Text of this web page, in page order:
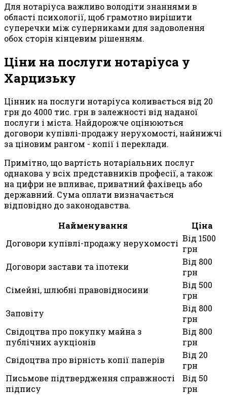
Для нотаріуса важливо володіти знаннями в
області психології, щоб грамотно вирішити
суперечки між суперниками для задоволення
обох сторін кінцевим рішенням.
Ціни на послуги нотаріуса у
Харцизьку
Цінник на послуги нотаріуса коливається від 20
грн до 4000 тис. грн в залежності від наданої
послуги і міста. Найдорожче оцінюються
договори купівлі-продажу нерухомості, найнижчі
за ціновим рангом - копії і переклади.
Примітно, що вартість нотаріальних послуг
однакова у всіх представників професії, а також
на цифри не впливає, приватний фахівець або
державний. Сума оплати визначається
відповідно до законодавства.
Найменування
Ціна
Договори купівлі-продажу нерухомості Від 1500
грн
Договори застави та іпотеки
Від 800
грн
Сімейні, шлюбні правовідносини
Від 500
грн
Заповіту
Від 800
грн
Свідоцтва про покупку майна з
публічних аукціонів
Від 800
грн
Свідоцтва про вірність копії паперів
Від 20
грн
Письмове підтвердження справжності
підпису
Від 50
грн